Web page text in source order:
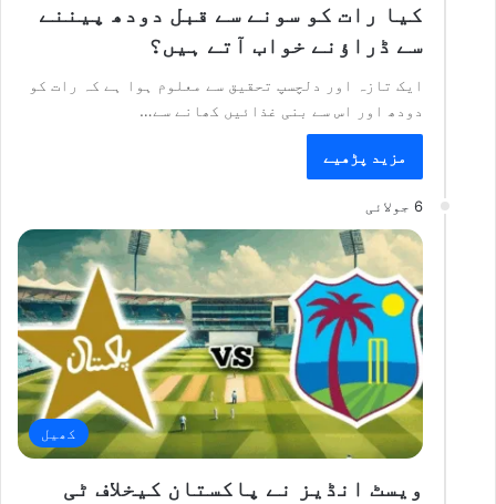
کیا رات کو سونے سے قبل دودھ پیننے
سے ڈراؤنے خواب آتے ہیں؟
ایک تازہ اور دلچسپ تحقیق سے معلوم ہوا ہے کہ رات کو
دودھ اور اس سے بنی غذائیں کھانے سے…
مزید پڑھیے
6 جولائی
کھیل
ویسٹ انڈیز نے پاکستان کیخلاف ٹی